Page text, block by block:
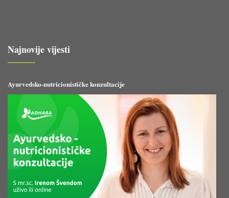
Najnovije vijesti
Ayurvedsko-nutricionističke konzultacije